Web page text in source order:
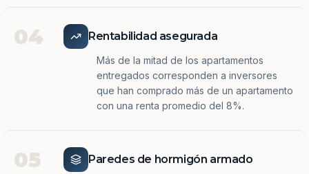
04 Rentabilidad asegurada
Más de la mitad de los apartamentos
entregados corresponden a inversores
que han comprado más de un apartamento
con una renta promedio del 8%.
05 Paredes de hormigón armado